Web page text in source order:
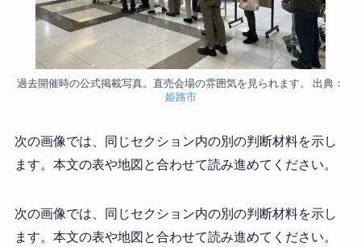
過去開催時の公式掲載写真。直売会場の雰囲気を見られます。 出典：
姫路市
次の画像では、同じセクション内の別の判断材料を示し
ます。本文の表や地図と合わせて読み進めてください。
次の画像では、同じセクション内の別の判断材料を示し
ます。本文の表や地図と合わせて読み進めてください。